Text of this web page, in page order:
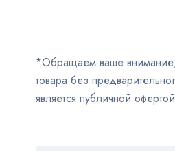
*Обращаем ваше внимание,
товара без
является публичной